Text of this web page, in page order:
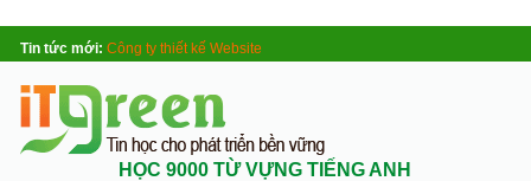
Tin tức mới: Công ty thiết kế Website
HỌC 9000 TỪ VỰNG TIẾNG ANH